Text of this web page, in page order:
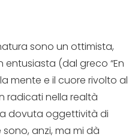
sono un ottimista,
entusiasta (dal greco “En
mente e il cuore rivolto al
radicati nella realtà
dovuta oggettività di
anzi, ma mi dà